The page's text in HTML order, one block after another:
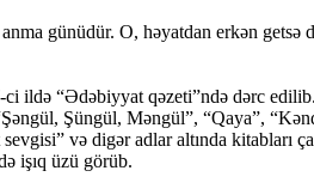
günüdür. O, həyatdan erkən getsə
“Ədəbiyyat qəzeti”ndə dərc edilib.
Şüngül, Məngül”, “Qaya”,
və digər adlar altında kitabları
işıq üzü görüb.